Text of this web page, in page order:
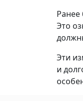
Ранее
Это
Эти
и